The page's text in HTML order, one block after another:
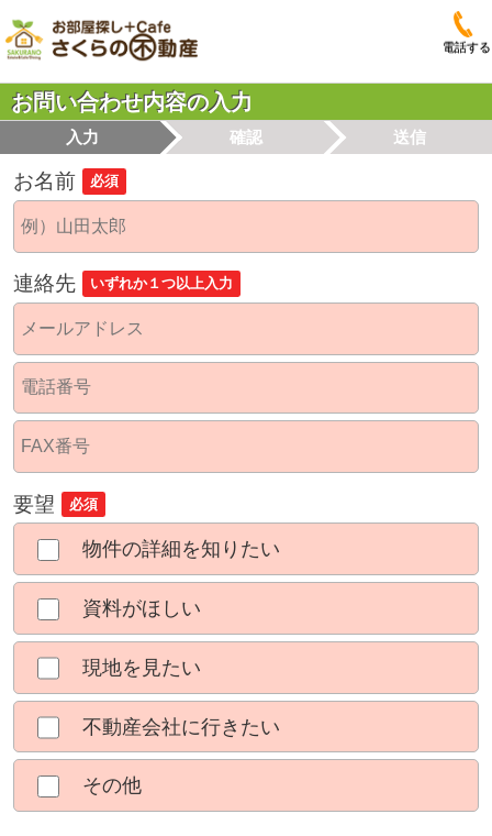
電話する
お問い合わせ内容の入力
入力 確認 送信
お名前 必須
連絡先 いずれか１つ以上入力
要望 必須
物件の詳細を知りたい
資料がほしい
現地を見たい
不動産会社に行きたい
その他